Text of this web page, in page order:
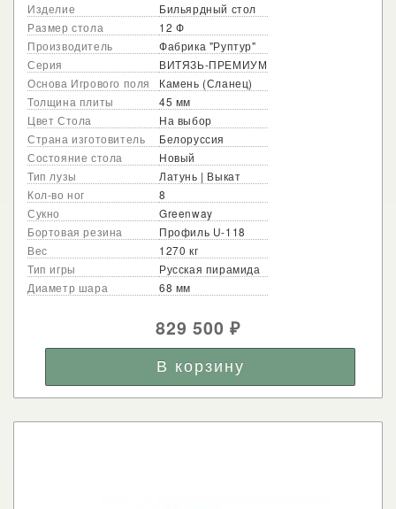
Изделие
Бильярдный стол
Размер стола
12 Ф
Производитель
Фабрика "Руптур"
Серия
ВИТЯЗЬ-ПРЕМИУМ
Основа Игрового поля
Камень (Сланец)
Толщина плиты
45 мм
Цвет Стола
На выбор
Страна изготовитель
Белоруссия
Состояние стола
Новый
Тип лузы
Латунь | Выкат
Кол-во ног
8
Сукно
Greenway
Бортовая резина
Профиль U-118
Вес
1270 кг
Тип игры
Русская пирамида
Диаметр шара
68 мм
829 500₽